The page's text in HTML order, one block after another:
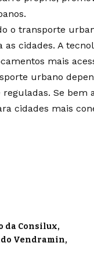
o transporte
cidades. A
mais
urbano
Se bem
cidades mais
da Consilux
Vendramin